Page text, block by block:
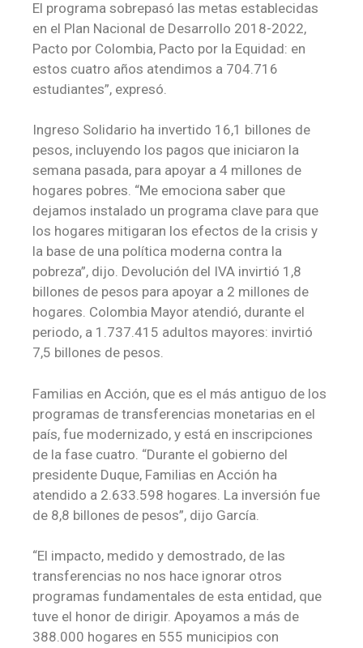
El programa sobrepasó las metas establecidas
en el Plan Nacional de Desarrollo 2018-2022,
Pacto por Colombia, Pacto por la Equidad: en
estos cuatro años atendimos a 704.716
estudiantes”, expresó.
Ingreso Solidario ha invertido 16,1 billones de
pesos, incluyendo los pagos que iniciaron la
semana pasada, para apoyar a 4 millones de
hogares pobres. “Me emociona saber que
dejamos instalado un programa clave para que
los hogares mitigaran los efectos de la crisis y
la base de una política moderna contra la
pobreza”, dijo. Devolución del IVA invirtió 1,8
billones de pesos para apoyar a 2 millones de
hogares. Colombia Mayor atendió, durante el
periodo, a 1.737.415 adultos mayores: invirtió
7,5 billones de pesos.
Familias en Acción, que es el más antiguo de los
programas de transferencias monetarias en el
país, fue modernizado, y está en inscripciones
de la fase cuatro. “Durante el gobierno del
presidente Duque, Familias en Acción ha
atendido a 2.633.598 hogares. La inversión fue
de 8,8 billones de pesos”, dijo García.
“El impacto, medido y demostrado, de las
transferencias no nos hace ignorar otros
programas fundamentales de esta entidad, que
tuve el honor de dirigir. Apoyamos a más de
388.000 hogares en 555 municipios con